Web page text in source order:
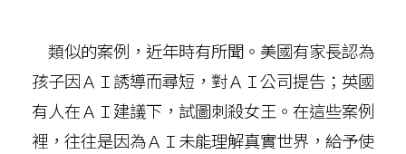
類似的案例，近年時有所聞。美國有家長認為
孩子因ＡＩ誘導而尋短，對ＡＩ公司提告；英國
有人在ＡＩ建議下，試圖刺殺女王。在這些案例
裡，往往是因為ＡＩ未能理解真實世界，給予使